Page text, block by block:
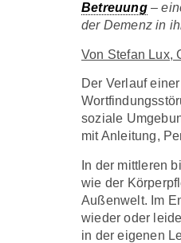
Betreuung–
der Demenz in
Von Stefan Lux,
Der Verlauf
soziale
mit Anleitung,
In der mittleren
wie der
Außenwelt. Im
wieder oder
in der eigenen